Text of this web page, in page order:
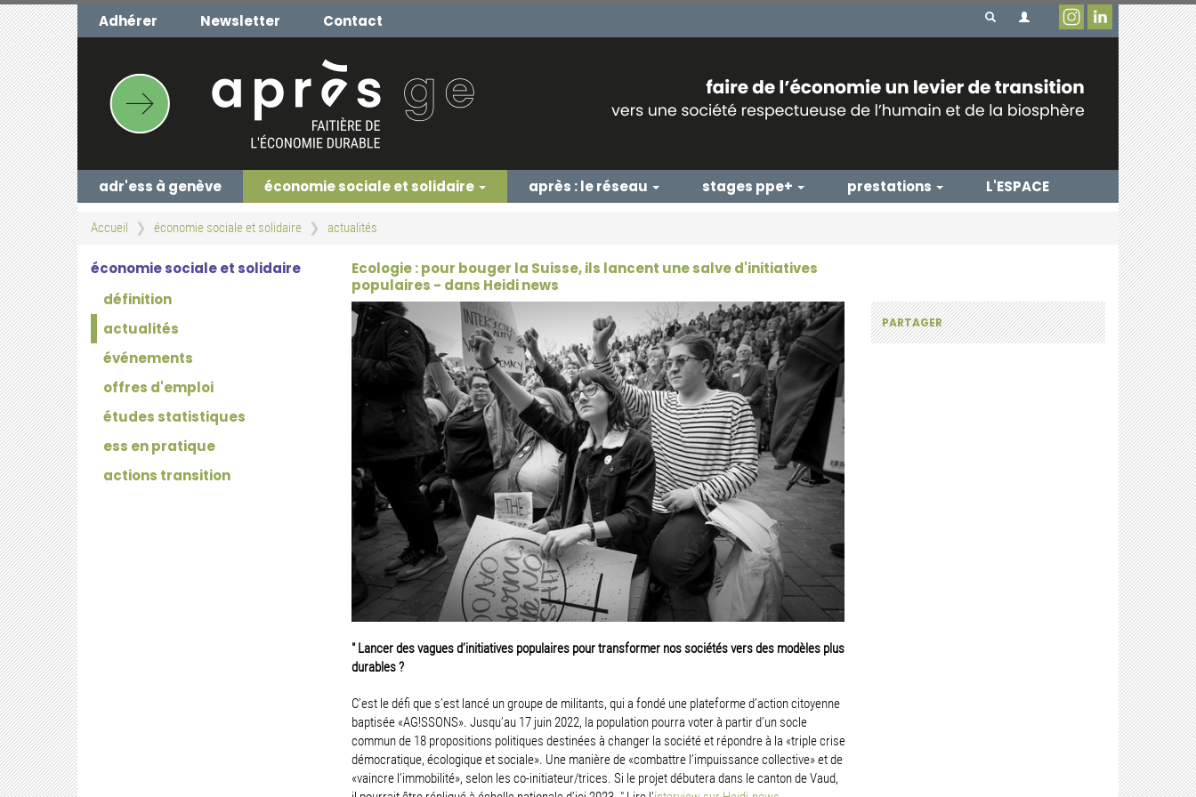
Aller
au
contenu
principal
Adhérer Newsletter Contact
adr'ess à genève économie sociale et solidaire après : le réseau stages ppe+ prestations L'ESPACE
Accueil économie sociale et solidaire actualités
économie sociale et solidaire
définition
actualités
événements
offres d'emploi
études statistiques
ess en pratique
actions transition
Ecologie : pour bouger la Suisse, ils lancent une salve d'initiatives
populaires - dans Heidi news
" Lancer des vagues d’initiatives populaires pour transformer nos sociétés vers des modèles plus
durables ?
C’est le défi que s’est lancé un groupe de militants, qui a fondé une plateforme d’action citoyenne
baptisée «AG!SSONS». Jusqu’au 17 juin 2022, la population pourra voter à partir d’un socle
commun de 18 propositions politiques destinées à changer la société et répondre à la «triple crise
démocratique, écologique et sociale». Une manière de «combattre l’impuissance collective» et de
«vaincre l’immobilité», selon les co-initiateur/trices. Si le projet débutera dans le canton de Vaud,
PARTAGER